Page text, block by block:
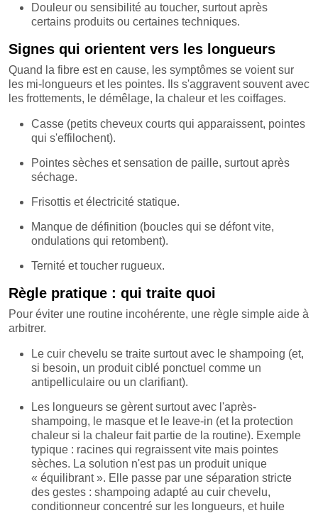
Douleur ou sensibilité au toucher, surtout après
certains produits ou certaines techniques.
Signes qui orientent vers les longueurs
Quand la fibre est en cause, les symptômes se voient sur
les mi-longueurs et les pointes. Ils s'aggravent souvent avec
les frottements, le démêlage, la chaleur et les coiffages.
Casse (petits cheveux courts qui apparaissent, pointes
qui s'effilochent).
Pointes sèches et sensation de paille, surtout après
séchage.
Frisottis et électricité statique.
Manque de définition (boucles qui se défont vite,
ondulations qui retombent).
Ternité et toucher rugueux.
Règle pratique : qui traite quoi
Pour éviter une routine incohérente, une règle simple aide à
arbitrer.
Le cuir chevelu se traite surtout avec le shampoing (et,
si besoin, un produit ciblé ponctuel comme un
antipelliculaire ou un clarifiant).
Les longueurs se gèrent surtout avec l'après-
shampoing, le masque et le leave-in (et la protection
chaleur si la chaleur fait partie de la routine). Exemple
typique : racines qui regraissent vite mais pointes
sèches. La solution n'est pas un produit unique
« équilibrant ». Elle passe par une séparation stricte
des gestes : shampoing adapté au cuir chevelu,
conditionneur concentré sur les longueurs, et huile